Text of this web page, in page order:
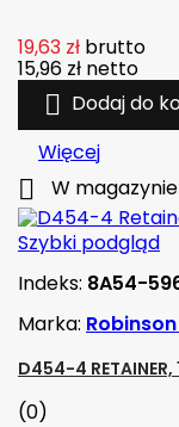
19,63 zł brutto
15,96 zł netto
 Dodaj do
Więcej
 W magazynie
Szybki podgląd
Indeks: 8A54-
Marka:
D454-4 RETAINER,
(0)